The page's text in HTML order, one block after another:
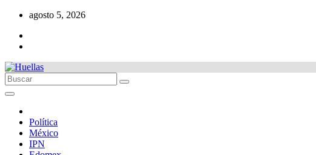
contenido
agosto 5, 2026
Política
México
IPN